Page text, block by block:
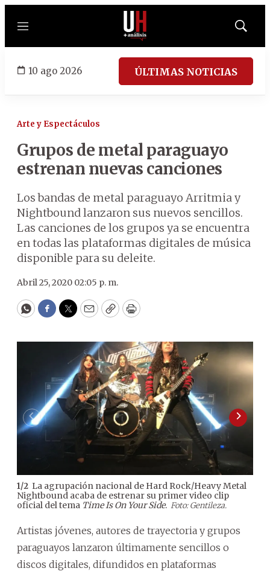
Menú
Mostrar
10 ago 2026 ÚLTIMAS NOTICIAS
Arte y Espectáculos
Grupos de metal paraguayo
estrenan nuevas canciones
Los bandas de metal paraguayo Arritmia y
Nightbound lanzaron sus nuevos sencillos.
Las canciones de los grupos ya se encuentra
en todas las plataformas digitales de música
disponible para su deleite.
Abril 25, 2020 02:05 p. m.
WhatsApp
Facebook
Twitter
EmailCopyPrint
1/2 La agrupación nacional de Hard Rock/Heavy Metal
Nightbound acaba de estrenar su primer video clip
oficial del tema Time Is On Your Side. Foto: Gentileza.
Artistas jóvenes, autores de trayectoria y grupos
paraguayos lanzaron últimamente sencillos o
discos digitales, difundidos en plataformas